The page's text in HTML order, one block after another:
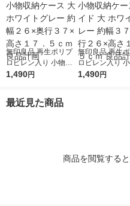
無印良品 再生ポリプ
ロピレン入り 小物収
納ケース 大 ホワイト
ｍ 良品計画
1,490円
無印良品 再生
ロピレン入り
納ケース ワイド
1,490円
最近見た商品
商品を閲覧する